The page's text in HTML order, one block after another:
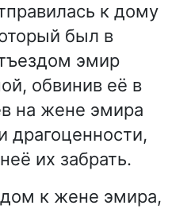
к дому
был в
эмир
обвинив её в
на жене эмира
драгоценности,
их забрать.
к жене эмира,